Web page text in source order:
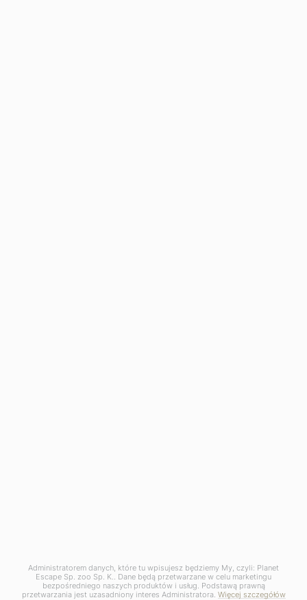
Administratorem danych, które tu wpisujesz będziemy My, czyli: Planet
Escape Sp. zoo Sp. K.. Dane będą przetwarzane w celu marketingu
bezpośredniego naszych produktów i usług. Podstawą prawną
przetwarzania jest uzasadniony interes Administratora. Więcej szczegółów